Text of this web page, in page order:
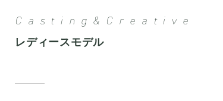
Casting&Creative
レディースモデル